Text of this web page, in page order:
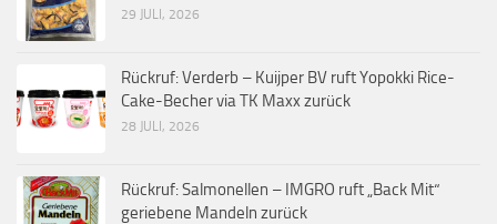
29 JULI, 2026
Rückruf: Verderb – Kuijper BV ruft Yopokki Rice-
Cake-Becher via TK Maxx zurück
28 JULI, 2026
Rückruf: Salmonellen – IMGRO ruft „Back Mit“
geriebene Mandeln zurück